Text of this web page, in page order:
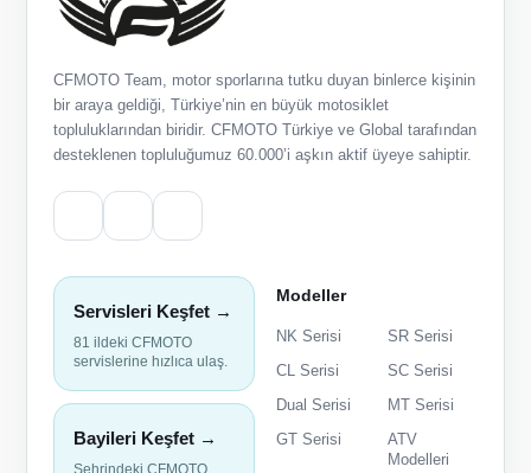
CFMOTO Team, motor sporlarına tutku duyan binlerce kişinin
bir araya geldiği, Türkiye’nin en büyük motosiklet
topluluklarından biridir. CFMOTO Türkiye ve Global tarafından
desteklenen topluluğumuz 60.000’i aşkın aktif üyeye sahiptir.
Servisleri Keşfet →
81 ildeki CFMOTO
servislerine hızlıca ulaş.
Bayileri Keşfet →
Modeller
NK Serisi
SR Serisi
CL Serisi
SC Serisi
Dual Serisi
MT Serisi
GT Serisi
ATV
Modelleri